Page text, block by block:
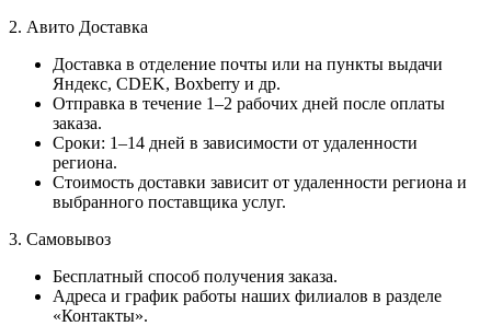
2. Авито Доставка
Доставка в отделение почты или на пункты выдачи
Яндекс, CDEK, Boxberry и др.
Отправка в течение 1–2 рабочих дней после оплаты
заказа.
Сроки: 1–14 дней в зависимости от удаленности
региона.
Стоимость доставки зависит от удаленности региона и
выбранного поставщика услуг.
3. Самовывоз
Бесплатный способ получения заказа.
Адреса и график работы наших филиалов в разделе
«Контакты».